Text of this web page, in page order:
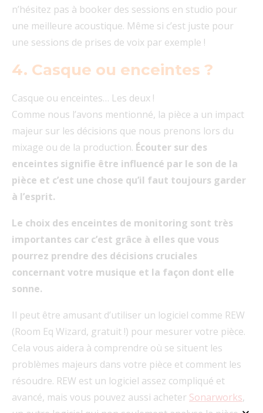
n’hésitez pas à booker des sessions en studio pour
une meilleure acoustique. Même si c’est juste pour
une sessions de prises de voix par exemple !
4. Casque ou enceintes ?
Casque ou enceintes… Les deux !
Comme nous l’avons mentionné, la pièce a un impact
majeur sur les décisions que nous prenons lors du
mixage ou de la production. Écouter sur des
enceintes signifie être influencé par le son de la
pièce et c’est une chose qu’il faut toujours garder
à l’esprit.
Le choix des enceintes de monitoring sont très
importantes car c’est grâce à elles que vous
pourrez prendre des décisions cruciales
concernant votre musique et la façon dont elle
sonne.
Il peut être amusant d’utiliser un logiciel comme REW
(Room Eq Wizard, gratuit !) pour mesurer votre pièce.
Cela vous aidera à comprendre où se situent les
problèmes majeurs dans votre pièce et comment les
résoudre. REW est un logiciel assez compliqué et
avancé, mais vous pouvez aussi acheter Sonarworks,